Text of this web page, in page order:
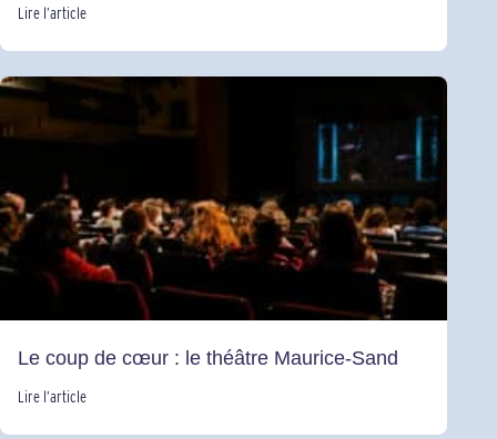
Lire l’article
Le coup de cœur : le théâtre Maurice-Sand
Lire l’article